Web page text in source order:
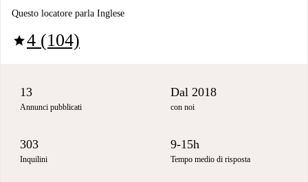
Questo locatore parla Inglese
star4 (104)
13
Annunci pubblicati
Dal 2018
con noi
303
Inquilini
9-15h
Tempo medio di risposta